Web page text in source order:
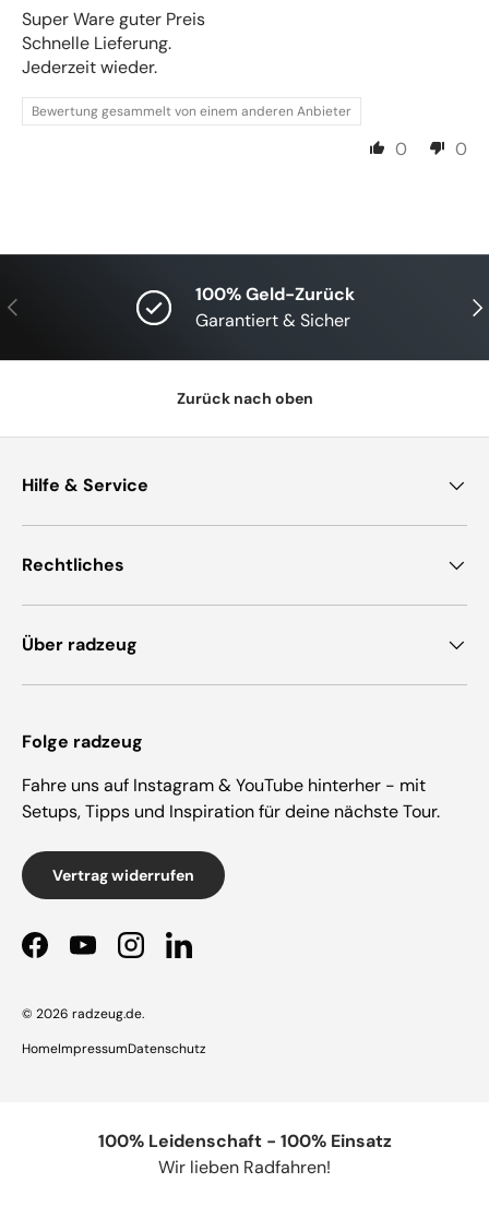
Super Ware guter Preis
Schnelle Lieferung.
Jederzeit wieder.
Bewertung gesammelt von einem anderen Anbieter
0 0
Vorherige
100% Geld-Zurück
Garantiert & Sicher
Zurück nach oben
Hilfe & Service
Rechtliches
Über radzeug
Folge radzeug
Fahre uns auf Instagram & YouTube hinterher - mit
Setups, Tipps und Inspiration für deine nächste Tour.
Vertrag widerrufen
FacebookYouTubeInstagramLinkedIn
© 2026 radzeug.de.
HomeImpressumDatenschutz
100% Leidenschaft - 100% Einsatz
Wir lieben Radfahren!